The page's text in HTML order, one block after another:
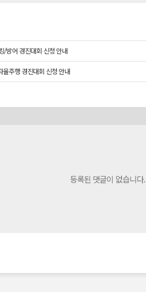
/방어 경진대회 신청 안내
주행 경진대회 신청 안내
등록된 댓글이 없습니다.